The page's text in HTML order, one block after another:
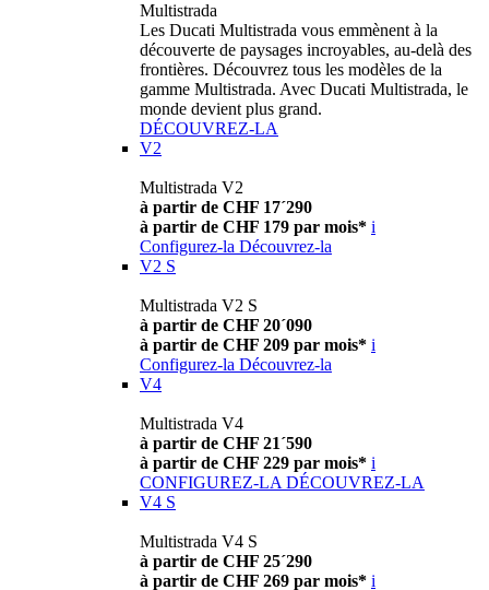
Multistrada
Les Ducati Multistrada vous emmènent à la
découverte de paysages incroyables, au-delà des
frontières. Découvrez tous les modèles de la
gamme Multistrada. Avec Ducati Multistrada, le
monde devient plus grand.
DÉCOUVREZ-LA
V2
Multistrada V2
à partir de CHF 17´290
à partir de CHF 179 par mois* i
Configurez-la Découvrez-la
V2 S
Multistrada V2 S
à partir de CHF 20´090
à partir de CHF 209 par mois* i
Configurez-la Découvrez-la
V4
Multistrada V4
à partir de CHF 21´590
à partir de CHF 229 par mois* i
CONFIGUREZ-LA DÉCOUVREZ-LA
V4 S
Multistrada V4 S
à partir de CHF 25´290
à partir de CHF 269 par mois* i